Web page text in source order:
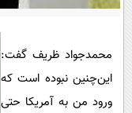
محمدجواد ظریف گفت:
این‌چنین نبوده است که
ورود من به آمریکا حتی